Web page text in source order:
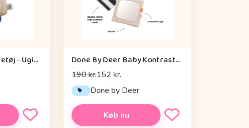
Sebra Aktivitetslegetøj - Uglen Blinky Done By Deer Baby Kontrastkortholder - Deer Friends - Sand
190 kr.152 kr.
Done by Deer
Køb nu